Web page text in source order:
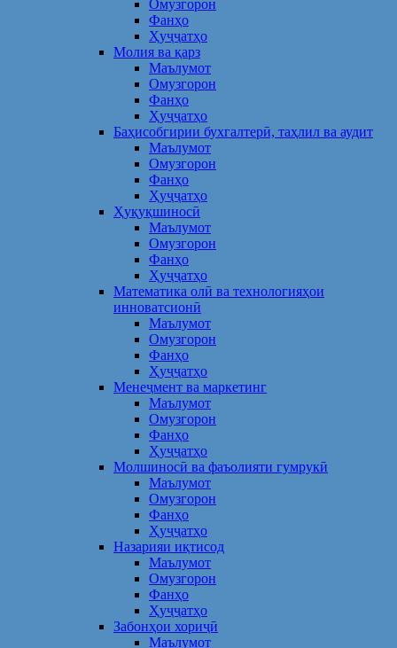
Омузгорон
Фанҳо
Ҳуҷҷатҳо
Молия ва қарз
Маълумот
Омузгорон
Фанҳо
Ҳуҷҷатҳо
Баҳисобгирии бухгалтерӣ, таҳлил ва аудит
Маълумот
Омузгорон
Фанҳо
Ҳуҷҷатҳо
Ҳуқуқшиносӣ
Маълумот
Омузгорон
Фанҳо
Ҳуҷҷатҳо
Математика олӣ ва технологияҳои
инноватсионӣ
Маълумот
Омузгорон
Фанҳо
Ҳуҷҷатҳо
Менеҷмент ва маркетинг
Маълумот
Омузгорон
Фанҳо
Ҳуҷҷатҳо
Молшиносӣ ва фаъолияти гумрукӣ
Маълумот
Омузгорон
Фанҳо
Ҳуҷҷатҳо
Назарияи иқтисод
Маълумот
Омузгорон
Фанҳо
Ҳуҷҷатҳо
Забонҳои хориҷӣ
Маълумот